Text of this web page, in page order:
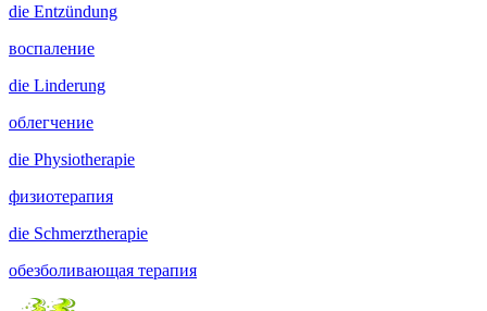
die Entzündung
воспаление
die Linderung
облегчение
die Physiotherapie
физиотерапия
die Schmerztherapie
обезболивающая терапия